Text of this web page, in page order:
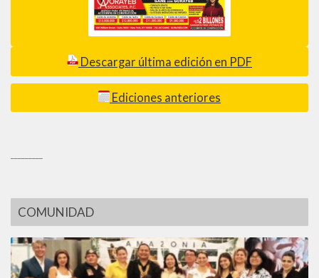
Descargar última edición en PDF
Ediciones anteriores
COMUNIDAD